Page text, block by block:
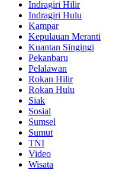
Indragiri Hilir
Indragiri Hulu
Kampar
Kepulauan Meranti
Kuantan Singingi
Pekanbaru
Pelalawan
Rokan Hilir
Rokan Hulu
Siak
Sosial
Sumsel
Sumut
TNI
Video
Wisata